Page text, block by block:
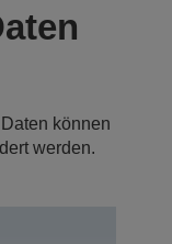
können
werden.